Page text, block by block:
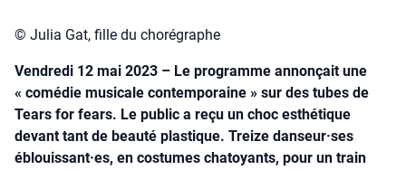
© Julia Gat, fille du chorégraphe
Vendredi 12 mai 2023 – Le programme annonçait une
« comédie musicale contemporaine » sur des tubes de
Tears for fears. Le public a reçu un choc esthétique
devant tant de beauté plastique. Treize danseur·ses
éblouissant·es, en costumes chatoyants, pour un train